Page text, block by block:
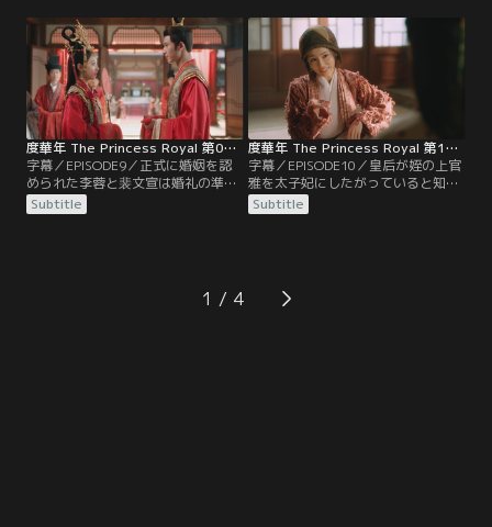
中、姉である李蓉の指示で1人で九
廬山を訪ねた李川は、秦臨に会うた
めに辛抱強く待っていた。すると、
前の人生よりも早く秦真真に出会
い…。
く。そんな中、拓跋燕が約束どおり
に楊家の罪を証言し、李蓉と裴文宣
はようやく釈放される。2人は事件
の全貌を朝廷で証言することになる
が…。
度華年 The Princess Royal 第09話／字幕
字幕／EPISODE9／正式に婚姻を認
められた李蓉と裴文宣は婚礼の準備
に追われていた。李蓉を喜ばせよう
と考えた裴文宣は、介添え役を蘇容
礼に参加するが、そんな李川に蘇容
Subtitle
度華年 The Princess Royal 第10話／字幕
字幕／EPISODE10／皇后が姪の上官
雅を太子妃にしたがっていると知る
李蓉は、雅の考えを聞きに行くこと
にする。雅のことはよく知っている
た李蓉に驚いて博打場を飛び出した
雅は、通りかかった蘇容華とぶつか
Subtitle
1